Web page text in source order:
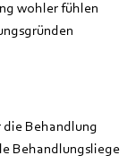
wohler fühlen
die Behandlung
Behandlungsliege